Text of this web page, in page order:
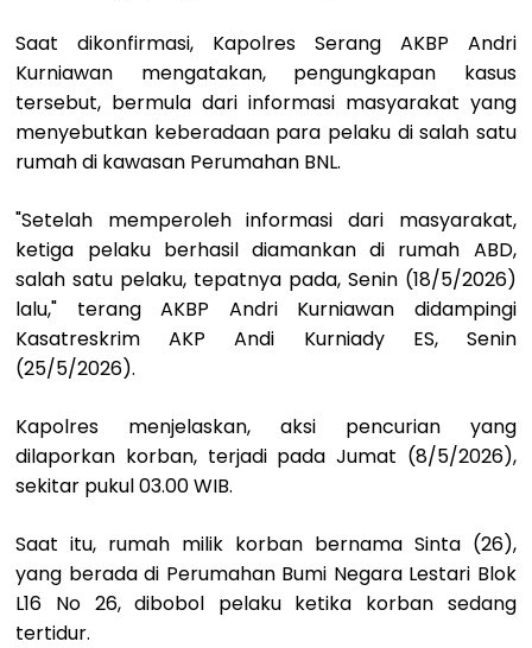
Saat dikonfirmasi, Kapolres Serang AKBP Andri
Kurniawan mengatakan, pengungkapan kasus
tersebut, bermula dari informasi masyarakat yang
menyebutkan keberadaan para pelaku di salah satu
rumah di kawasan Perumahan BNL.
"Setelah memperoleh informasi dari masyarakat,
ketiga pelaku berhasil diamankan di rumah ABD,
salah satu pelaku, tepatnya pada, Senin (18/5/2026)
lalu," terang AKBP Andri Kurniawan didampingi
Kasatreskrim AKP Andi Kurniady ES, Senin
(25/5/2026).
Kapolres menjelaskan, aksi pencurian yang
dilaporkan korban, terjadi pada Jumat (8/5/2026),
sekitar pukul 03.00 WIB.
Saat itu, rumah milik korban bernama Sinta (26),
yang berada di Perumahan Bumi Negara Lestari Blok
L16 No 26, dibobol pelaku ketika korban sedang
tertidur.